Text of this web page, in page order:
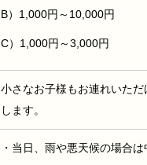
B）1,000円～10,000円
C）1,000円～3,000円
小さなお子様もお連れいた
します。
・当日、雨や悪天候の場合